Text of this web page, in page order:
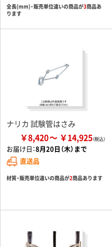
全長(mm)・販売単位違いの商品が3商品あ
ります
ナリカ 試験管はさみ
￥8,420 ￥14,925
お届け日：8月20日（木）まで
直送品
材質・販売単位違いの商品が2商品あります